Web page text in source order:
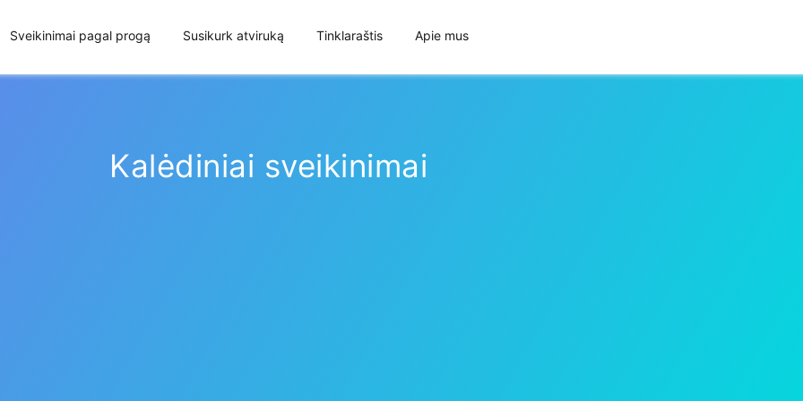
Sveikinimai pagal progą Susikurk atviruką Tinklaraštis Apie mus
Kalėdiniai sveikinimai